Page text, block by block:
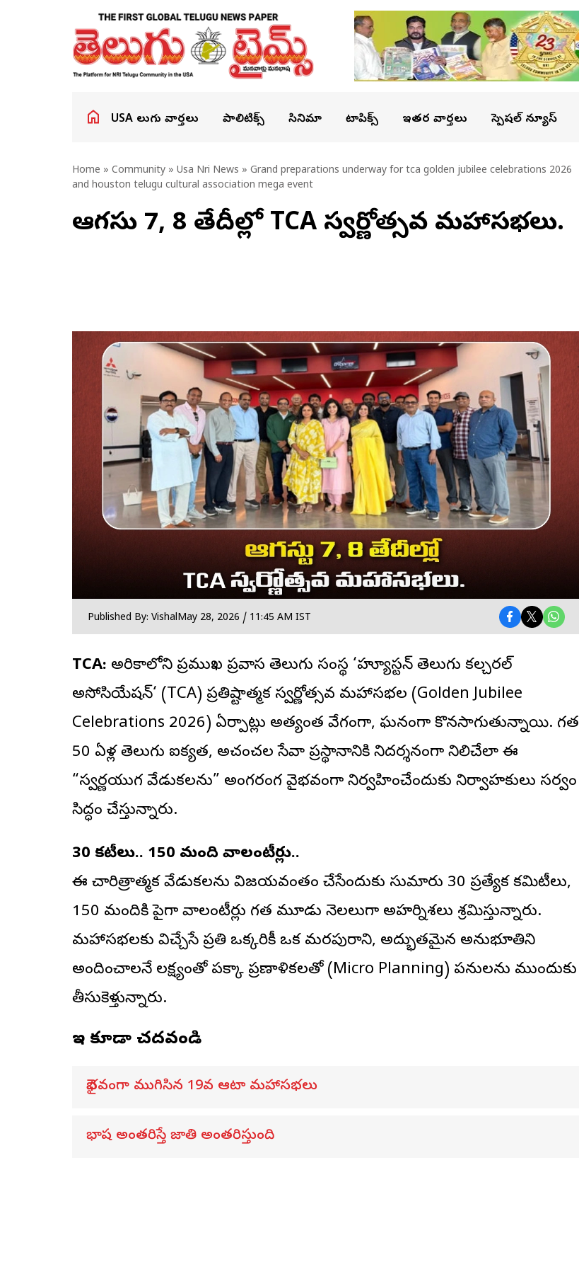
USA తెలుగు వార్తలు పాలిటిక్స్ సినిమా టాపిక్స్ ఇతర వార్తలు స్పెషల్ న్యూస్
Home » Community » Usa Nri News » Grand preparations underway for tca golden jubilee celebrations 2026
and houston telugu cultural association mega event
ఆగస్టు 7, 8 తేదీల్లో TCA స్వర్ణోత్సవ మహాసభలు.
Published By: VishalMay 28, 2026 / 11:45 AM IST
TCA: అమెరికాలోని ప్రముఖ ప్రవాస తెలుగు సంస్థ ‘హ్యూస్టన్ తెలుగు కల్చరల్
అసోసియేషన్‘ (TCA) ప్రతిష్టాత్మక స్వర్ణోత్సవ మహాసభల (Golden Jubilee
Celebrations 2026) ఏర్పాట్లు అత్యంత వేగంగా, ఘనంగా కొనసాగుతున్నాయి. గత
50 ఏళ్ల తెలుగు ఐక్యత, అచంచల సేవా ప్రస్థానానికి నిదర్శనంగా నిలిచేలా ఈ
“స్వర్ణయుగ వేడుకలను” అంగరంగ వైభవంగా నిర్వహించేందుకు నిర్వాహకులు సర్వం
సిద్ధం చేస్తున్నారు.
30 కమిటీలు.. 150 మంది వాలంటీర్లు..
ఈ చారిత్రాత్మక వేడుకలను విజయవంతం చేసేందుకు సుమారు 30 ప్రత్యేక కమిటీలు,
150 మందికి పైగా వాలంటీర్లు గత మూడు నెలలుగా అహర్నిశలు శ్రమిస్తున్నారు.
మహాసభలకు విచ్చేసే ప్రతి ఒక్కరికీ ఒక మరపురాని, అద్భుతమైన అనుభూతిని
అందించాలనే లక్ష్యంతో పక్కా ప్రణాళికలతో (Micro Planning) పనులను ముందుకు
తీసుకెళ్తున్నారు.
ఇవి కూడా చదవండి
వైభవంగా ముగిసిన 19వ ఆటా మహాసభలు
భాష అంతరిస్తే జాతి అంతరిస్తుంది